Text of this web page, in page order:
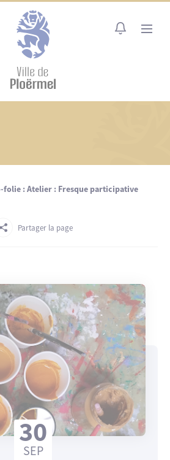
folie : Atelier : Fresque participative
Partager la page
30
SEP